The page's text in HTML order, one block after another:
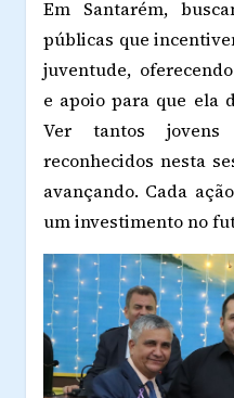
Em Santarém,
públicas que
juventude,
e apoio para que ela
Ver tantos
reconhecidos nesta
avançando. Cada
um investimento no